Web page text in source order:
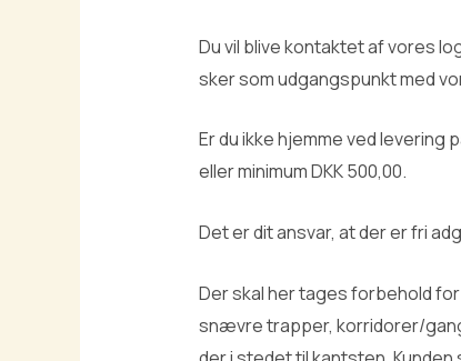
Du vil blive kontaktet af vores
sker som udgangspunkt med
Er du ikke hjemme ved
eller minimum DKK 500,00.
Det er dit ansvar, at der er fri
Der skal her tages forbehold
snævre trapper, korridorer/